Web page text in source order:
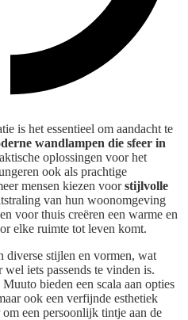
is het essentieel om aandacht te
wandlampen die sfeer in
oplossingen voor het
ook als prachtige
mensen kiezen voorstijlvolle
van hun woonomgeving
voor thuis creëren een warme en
elke ruimte tot leven komt.
diverse stijlen en vormen, wat
iets passends te vinden is.
bieden een scala aan opties
ook een verfijnde esthetiek
een persoonlijk tintje aan de